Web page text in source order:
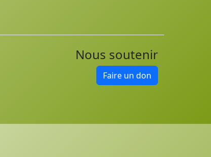
Nous soutenir
Faire un don